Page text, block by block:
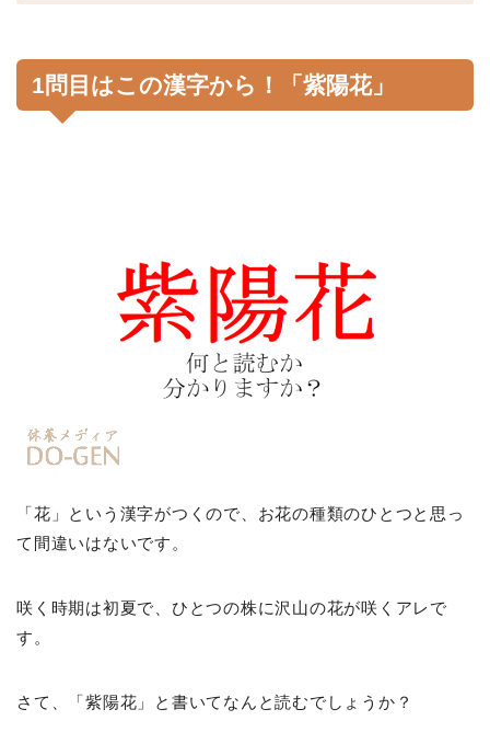
1問目はこの漢字から！「紫陽花」
「花」という漢字がつくので、お花の種類のひとつと思っ
て間違いはないです。
咲く時期は初夏で、ひとつの株に沢山の花が咲くアレで
す。
さて、「紫陽花」と書いてなんと読むでしょうか？